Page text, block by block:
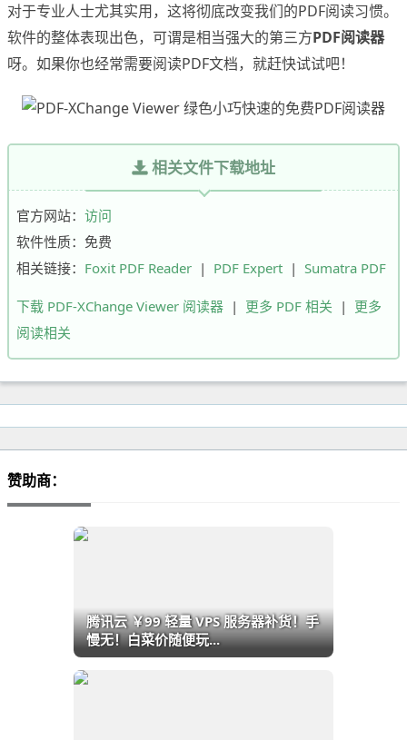
对于专业人士尤其实用，这将彻底改变我们的PDF阅读习惯。
软件的整体表现出色，可谓是相当强大的第三方PDF阅读器
呀。如果你也经常需要阅读PDF文档，就赶快试试吧！
相关文件下载地址
官方网站： 访问
软件性质：免费
相关链接： Foxit PDF Reader | PDF Expert | Sumatra PDF
下载 PDF-XChange Viewer 阅读器 | 更多 PDF 相关 | 更多
阅读相关
赞助商：
腾讯云 ￥99 轻量 VPS 服务器补货！手
慢无！白菜价随便玩...